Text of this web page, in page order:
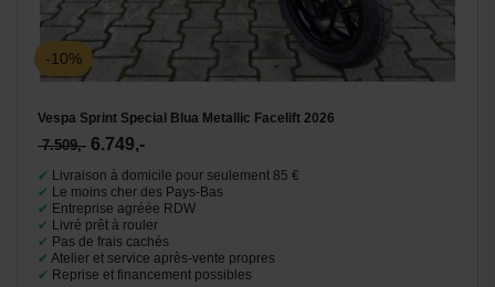
-10%
Vespa Sprint Special Blua Metallic Facelift 2026
7.509,- 6.749,-
✔ Livraison à domicile pour seulement 85 €
✔ Le moins cher des Pays-Bas
✔ Entreprise agréée RDW
✔ Livré prêt à rouler
✔ Pas de frais cachés
✔ Atelier et service après-vente propres
✔ Reprise et financement possibles